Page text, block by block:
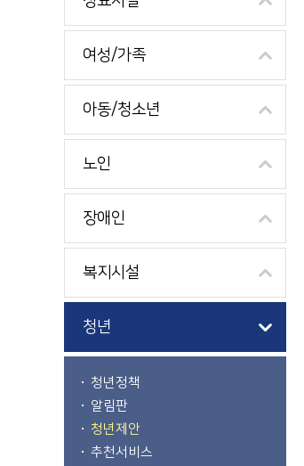
여성/가족
아동/청소년
노인
장애인
복지시설
청년
청년정책
알림판
청년제안
추천서비스